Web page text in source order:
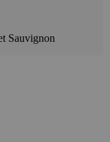
Sauvignon